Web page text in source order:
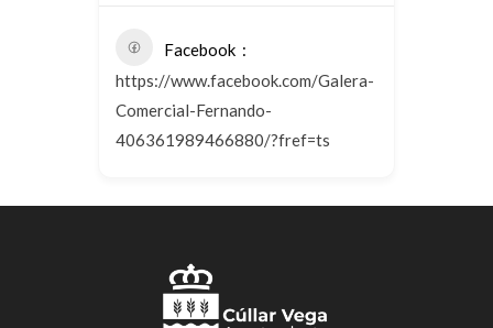
Facebook
https://www.facebook.com/Galera-
Comercial-Fernando-
406361989466880/?fref=ts